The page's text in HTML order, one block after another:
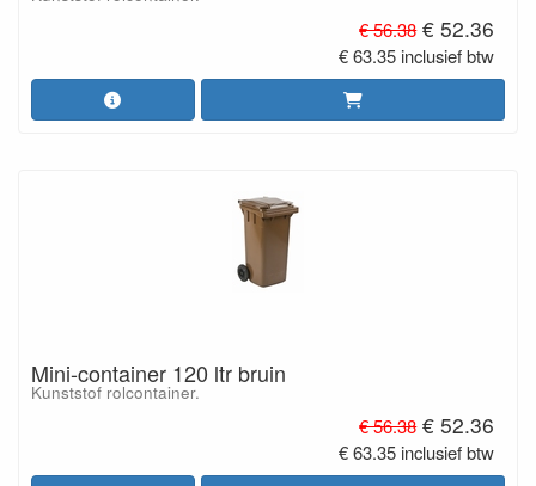
€ 56.38 € 52.36
€ 63.35 inclusief btw
Mini-container 120 ltr bruin
Kunststof rolcontainer.
€ 56.38 € 52.36
€ 63.35 inclusief btw